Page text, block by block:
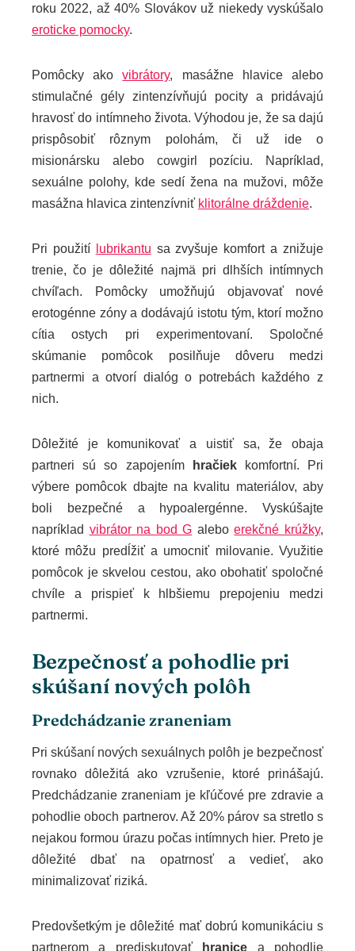
roku 2022, až 40% Slovákov už niekedy vyskúšalo
eroticke pomocky.
Pomôcky akovibrátory, masážne hlavice alebo
stimulačné gély zintenzívňujú pocity a pridávajú
hravosť do intímneho života. Výhodou je, že sa dajú
prispôsobiť rôznym polohám, či už ide o
misionársku alebo cowgirl pozíciu. Napríklad,
sexuálne polohy, kde sedí žena na mužovi, môže
masážna hlavica zintenzívniť klitorálne dráždenie.
Pri použití lubrikantu sa zvyšuje komfort a znižuje
trenie, čo je dôležité najmä pri dlhších intímnych
chvíľach. Pomôcky umožňujú objavovať nové
erotogénne zóny a dodávajú istotu tým, ktorí možno
cítia ostych pri experimentovaní. Spoločné
skúmanie pomôcok posilňuje dôveru medzi
partnermi a otvorí dialóg o potrebách každého z
nich.
Dôležité je komunikovať a uistiť sa, že obaja
partneri sú so zapojením
hračiekkomfortní. Pri
výbere pomôcok dbajte na kvalitu materiálov, aby
boli bezpečné a hypoalergénne. Vyskúšajte
napríklad vibrátor na bod G aleboerekčné krúžky,
ktoré môžu predĺžiť a umocniť milovanie. Využitie
pomôcok je skvelou cestou, ako obohatiť spoločné
chvíle a prispieť k hlbšiemu prepojeniu medzi
partnermi.
Bezpečnosť a pohodlie pri
skúšaní nových polôh
Predchádzanie zraneniam
Pri skúšaní nových sexuálnych polôh je bezpečnosť
rovnako dôležitá ako vzrušenie, ktoré prinášajú.
Predchádzanie zraneniam je kľúčové pre zdravie a
pohodlie oboch partnerov. Až 20% párov sa stretlo s
nejakou formou úrazu počas intímnych hier. Preto je
dôležité dbať na opatrnosť a vedieť, ako
minimalizovať riziká.
Predovšetkým je dôležité mať dobrú komunikáciu s
partnerom a prediskutovať
hranice a pohodlie